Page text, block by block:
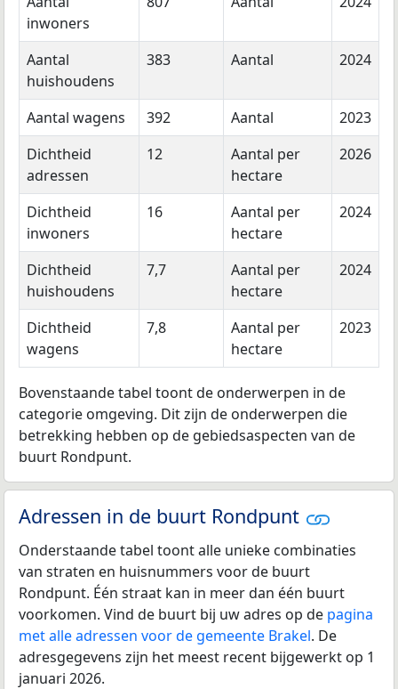
inwoners
Aantal
huishoudens
383 Aantal 2024
Aantal wagens 392 Aantal
2023
Dichtheid
adressen
12
Aantal per
hectare
2026
Dichtheid
inwoners
16
Aantal per
hectare
2024
Dichtheid
huishoudens
7,7
Aantal per
hectare
2024
Dichtheid
wagens
7,8
Aantal per
hectare
2023
Bovenstaande tabel toont de onderwerpen in de
categorie omgeving. Dit zijn de onderwerpen die
betrekking hebben op de gebiedsaspecten van de
buurt Rondpunt.
Adressen in de buurt Rondpunt
Onderstaande tabel toont alle unieke combinaties
van straten en huisnummers voor de buurt
Rondpunt. Één straat kan in meer dan één buurt
voorkomen. Vind de buurt bij uw adres op de pagina
met alle adressen voor de gemeente Brakel. De
adresgegevens zijn het meest recent bijgewerkt op 1
januari 2026.